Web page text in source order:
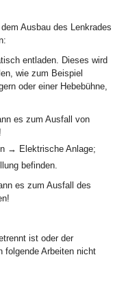
Ausbau des Lenkrades
entladen. Dieses wird
wie zum Beispiel
oder einer Hebebühne,
es zum Ausfall von
→ Elektrische Anlage;
befinden.
es zum Ausfall des
ist oder der
folgende Arbeiten nicht